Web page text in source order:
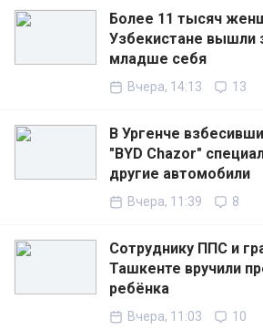
Более 11 тысяч
Узбекистане вышли
младше себя
Вчера, 14:13 13
В Ургенче
"BYD Chazor"
другие автомобили
Вчера, 11:39 8
Сотруднику ППС и
Ташкенте вручили
ребёнка
Вчера, 11:03 10